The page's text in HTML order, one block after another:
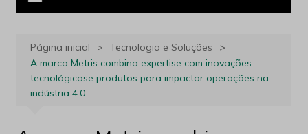
Página inicial
Tecnologia e Soluções
A marca Metris combina expertise com inovações
tecnológicase produtos para impactar operações na
indústria 4.0